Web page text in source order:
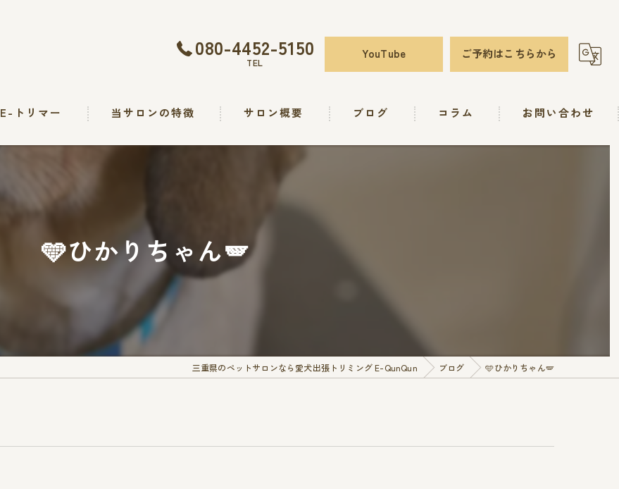
080-4452-5150
TEL
YouTube ご予約はこちらから
E-トリマー 当サロンの特徴
シャンプー
出張
サロン概要 ブログ コラム お問い合わせ
🩵ひかりちゃん🪽
三重県のペットサロンなら愛犬出張トリミング E-QunQun ブログ 🩵ひかりちゃん🪽